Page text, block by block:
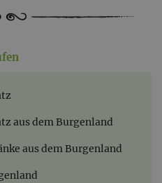
aus dem Burgenland
aus dem Burgenland